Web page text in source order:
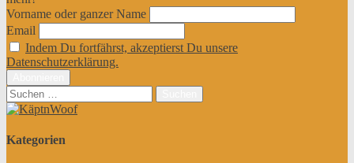
Vorname oder ganzer Name
Email
Indem Du fortfährst, akzeptierst Du unsere
Datenschutzerklärung.
Suchen
nach:
Kategorien